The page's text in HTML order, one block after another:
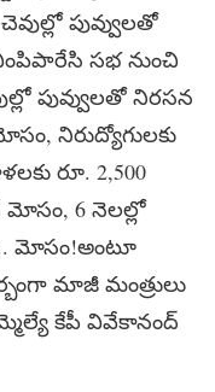
పువ్వులతో
సభ నుంచి
పువ్వులతో నిరసన
నిరుద్యోగులకు
రూ. 2,500
మోసం, 6 నెలల్లో
మోసం!అంటూ
మాజీ మంత్రులు
కేపీ వివేకానంద్